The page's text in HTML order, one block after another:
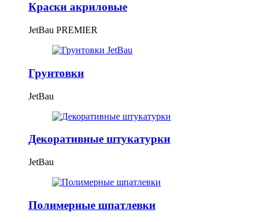
Краски акриловые
JetBau PREMIER
Грунтовки
JetBau
Декоративные штукатурки
JetBau
Полимерные шпатлевки